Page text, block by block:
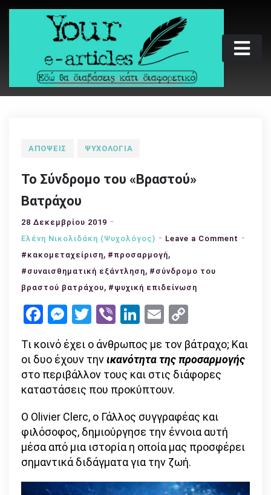
Skip
Your e-articles
Εδώ θα διαβάσεις κάτι διαφορετικό
ΑΠΌΨΕΙΣ ΨΥΧΟΛΟΓΊΑ
Το Σύνδρομο του «Βραστού»
Βατράχου
28 Δεκεμβρίου 2019
Ελένη Νικολιδάκη (Ψυχολόγος)
Leave a Comment on
#κακομεταχείριση, #προσαρμογή,
#συναισθηματική εξάντληση, #σύνδρομο του
βραστού βατράχου, #ψυχική επιδείνωση
Facebook
Messenger
Twitter
ViberLinkedIn
Email
Link
Τι κοινό έχει ο άνθρωπος με τον βάτραχο; Και
οι δυο έχουν τηνικανότητα της προσαρμογής
στο περιβάλλον τους και στις διάφορες
καταστάσεις που προκύπτουν.
Ο Olivier Clerc, ο Γάλλος συγγραφέας και
φιλόσοφος, δημιούργησε την έννοια αυτή
μέσα από μια ιστορία η οποία μας προσφέρει
σημαντικά διδάγματα για την ζωή.